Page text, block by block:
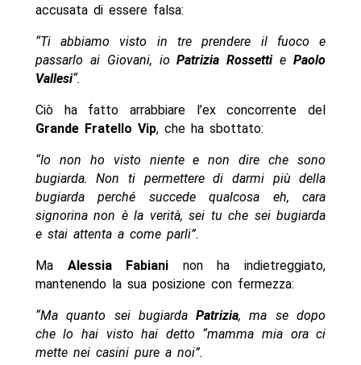
accusata di essere falsa:
“Ti abbiamo visto in tre prendere il fuoco e
passarlo ai Giovani, ioPatrizia RossettiePaolo
Vallesi“.
Ciò ha fatto arrabbiare l’ex concorrente del
Grande Fratello Vip, che ha sbottato:
“Io non ho visto niente e non dire che sono
bugiarda. Non ti permettere di darmi più della
bugiarda perché succede qualcosa eh, cara
signorina non è la verità, sei tu che sei bugiarda
e stai attenta a come parli”.
Ma Alessia Fabiani non ha indietreggiato,
mantenendo la sua posizione con fermezza:
“Ma quanto sei bugiardaPatrizia, ma se dopo
che lo hai visto hai detto “mamma mia ora ci
mette nei casini pure a noi”.